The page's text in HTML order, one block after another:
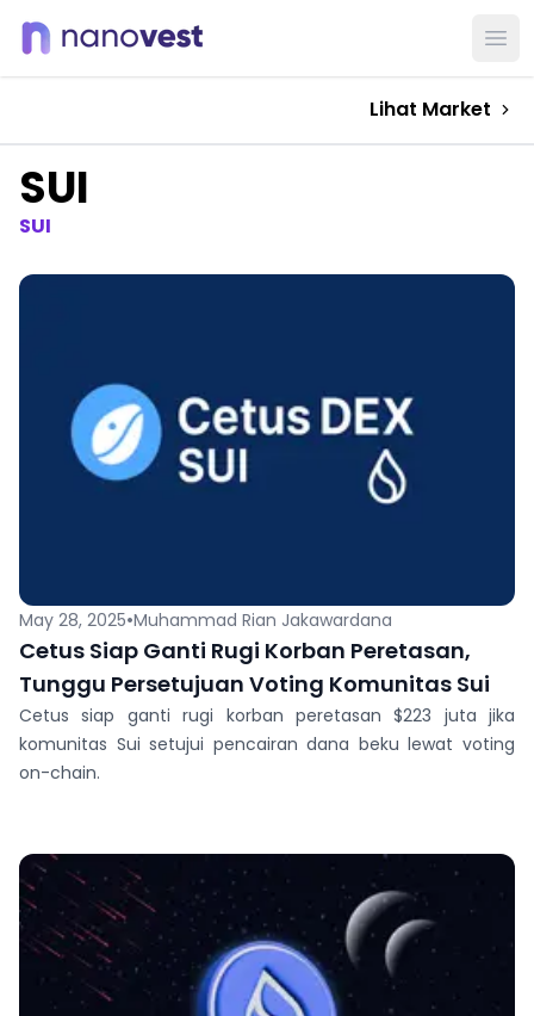
Lihat Market
SUI
SUI
May 28, 2025•Muhammad Rian Jakawardana
Cetus Siap Ganti Rugi Korban Peretasan,
Tunggu Persetujuan Voting Komunitas Sui
Cetus siap ganti rugi korban peretasan $223 juta jika
komunitas Sui setujui pencairan dana beku lewat voting
on-chain.